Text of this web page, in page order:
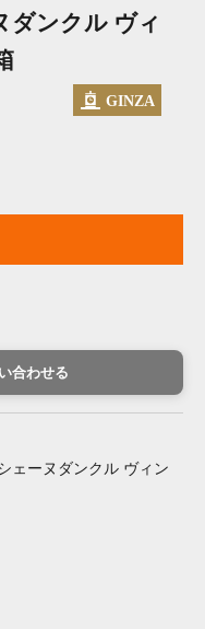
ダンクル ヴィ
GINZA
合わせる
ェーヌダンクル ヴィン